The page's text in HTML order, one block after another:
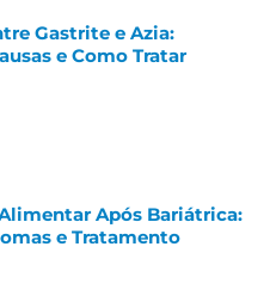
Gastrite e Azia:
e Como Tratar
Após Bariátrica:
e Tratamento